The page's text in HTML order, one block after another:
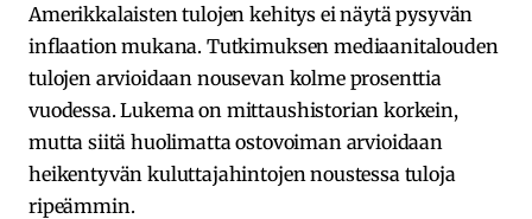
Amerikkalaisten tulojen kehitys ei näytä pysyvän
inflaation mukana. Tutkimuksen mediaanitalouden
tulojen arvioidaan nousevan kolme prosenttia
vuodessa. Lukema on mittaushistorian korkein,
mutta siitä huolimatta ostovoiman arvioidaan
heikentyvän kuluttajahintojen noustessa tuloja
ripeämmin.